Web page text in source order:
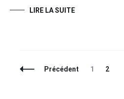
LIRE LA SUITE
NavigationPrécédent Page
1 Page
2